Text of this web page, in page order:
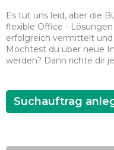
Es tut uns leid, aber die
flexible Office -
erfolgreich vermittelt
Möchtest du über neue
werden? Dann richte dir
Suchauftrag